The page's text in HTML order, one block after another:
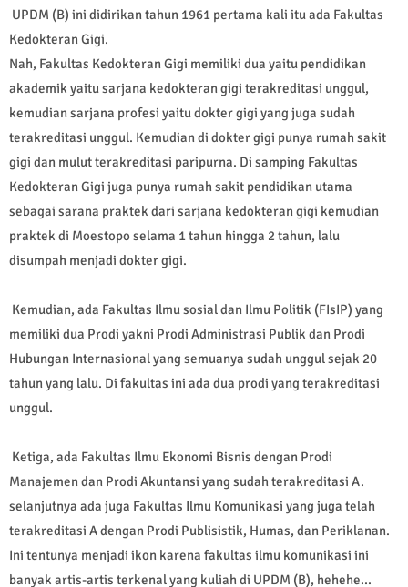
UPDM (B) ini didirikan tahun 1961 pertama kali itu ada Fakultas
Kedokteran Gigi.
Nah, Fakultas Kedokteran Gigi memiliki dua yaitu pendidikan
akademik yaitu sarjana kedokteran gigi terakreditasi unggul,
kemudian sarjana profesi yaitu dokter gigi yang juga sudah
terakreditasi unggul. Kemudian di dokter gigi punya rumah sakit
gigi dan mulut terakreditasi paripurna. Di samping Fakultas
Kedokteran Gigi juga punya rumah sakit pendidikan utama
sebagai sarana praktek dari sarjana kedokteran gigi kemudian
praktek di Moestopo selama 1 tahun hingga 2 tahun, lalu
disumpah menjadi dokter gigi.
Kemudian, ada Fakultas Ilmu sosial dan Ilmu Politik (FIsIP) yang
memiliki dua Prodi yakni Prodi Administrasi Publik dan Prodi
Hubungan Internasional yang semuanya sudah unggul sejak 20
tahun yang lalu. Di fakultas ini ada dua prodi yang terakreditasi
unggul.
Ketiga, ada Fakultas Ilmu Ekonomi Bisnis dengan Prodi
Manajemen dan Prodi Akuntansi yang sudah terakreditasi A.
selanjutnya ada juga Fakultas Ilmu Komunikasi yang juga telah
terakreditasi A dengan Prodi Publisistik, Humas, dan Periklanan.
Ini tentunya menjadi ikon karena fakultas ilmu komunikasi ini
banyak artis-artis terkenal yang kuliah di UPDM (B), hehehe...